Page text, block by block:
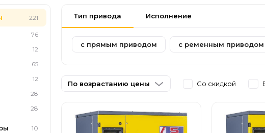
221
76
12
65
12
28
28
10
Тип привода Исполнение
с прямым приводом с ременным приводом
По возрастанию цены Со скидкой